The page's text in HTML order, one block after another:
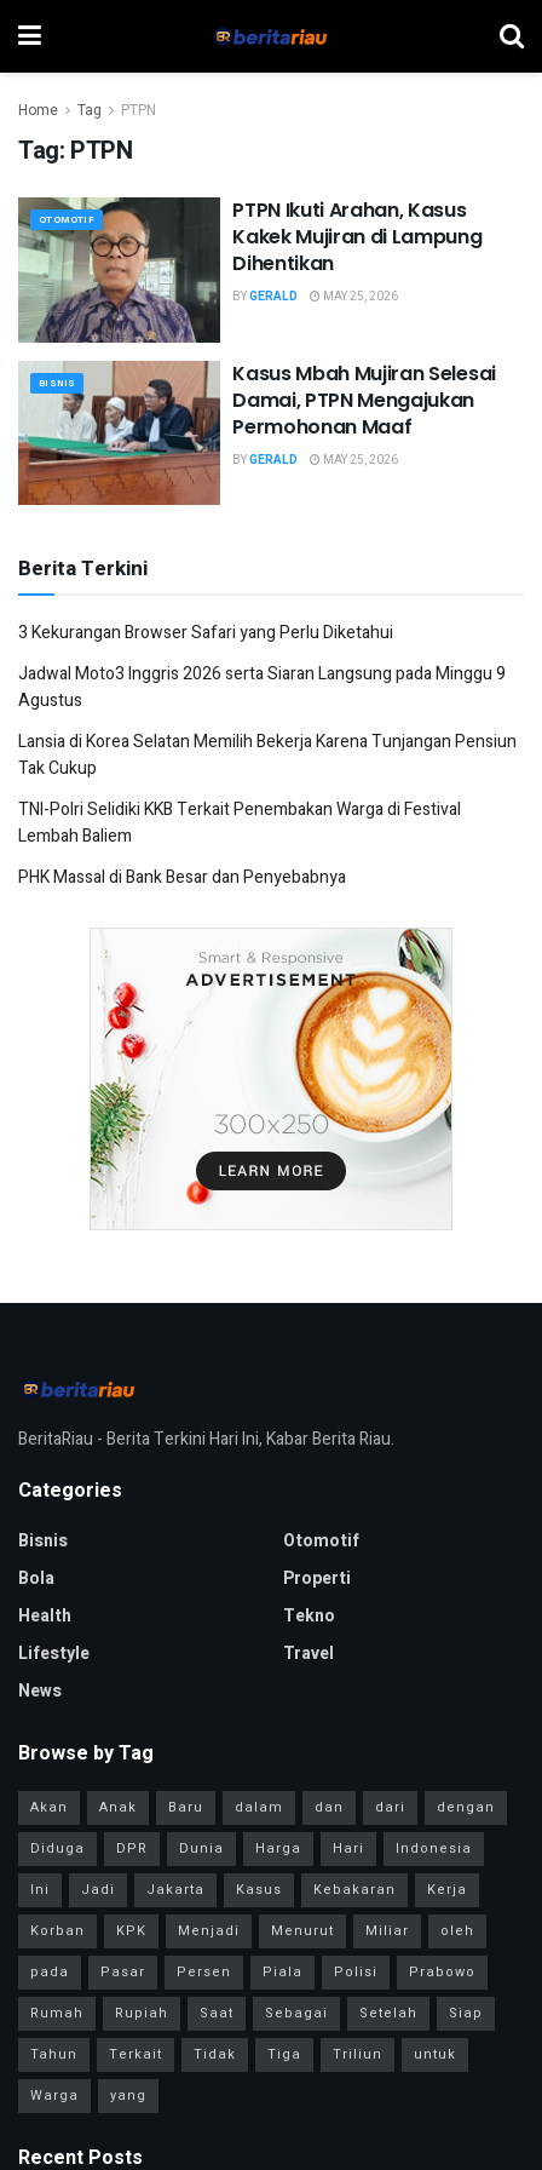
Home Tag PTPN
Tag: PTPN
OTOMOTIF
PTPN Ikuti Arahan, Kasus
Kakek Mujiran di Lampung
Dihentikan
BYGERALD MAY 25, 2026
BISNIS
Kasus Mbah Mujiran Selesai
Damai, PTPN Mengajukan
Permohonan Maaf
BYGERALD MAY 25, 2026
Berita Terkini
3 Kekurangan Browser Safari yang Perlu Diketahui
Jadwal Moto3 Inggris 2026 serta Siaran Langsung pada Minggu 9
Agustus
Lansia di Korea Selatan Memilih Bekerja Karena Tunjangan Pensiun
Tak Cukup
TNI-Polri Selidiki KKB Terkait Penembakan Warga di Festival
Lembah Baliem
PHK Massal di Bank Besar dan Penyebabnya
BeritaRiau - Berita Terkini Hari Ini, Kabar Berita Riau.
Categories
Bisnis
Bola
Health
Lifestyle
News
Otomotif
Properti
Tekno
Travel
Browse by Tag
Akan Anak Baru dalam dan dari
dengan
Diduga
DPR Dunia Harga Hari
Indonesia
Ini
Jadi Jakarta Kasus Kebakaran
Kerja
Korban
KPK Menjadi Menurut Miliar
oleh
pada
Pasar Persen Piala Polisi
Prabowo
Rumah
Rupiah Saat Sebagai Setelah
Siap
Tahun
Terkait Tidak Tiga Triliun
untuk
Warga
yang
Recent Posts